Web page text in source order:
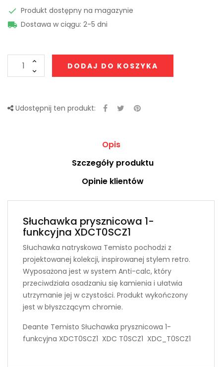
 Produkt dostępny na magazynie
 Dostawa w ciągu: 2-5 dni
DODAJ DO KOSZYKA
Udostępnij ten produkt:
Opis
Szczegóły produktu
Opinie klientów
Słuchawka prysznicowa 1-
funkcyjna XDCT0SCZ1
Słuchawka natryskowa Temisto pochodzi z
projektowanej kolekcji, inspirowanej stylem retro.
Wyposażona jest w system Anti-calc, który
przeciwdziała osadzaniu się kamienia i ułatwia
utrzymanie jej w czystości. Produkt wykończony
jest w błyszczącym chromie.
Deante Temisto Słuchawka prysznicowa 1-
funkcyjna XDCT0SCZ1 XDC T0SCZ1 XDC_T0SCZ1